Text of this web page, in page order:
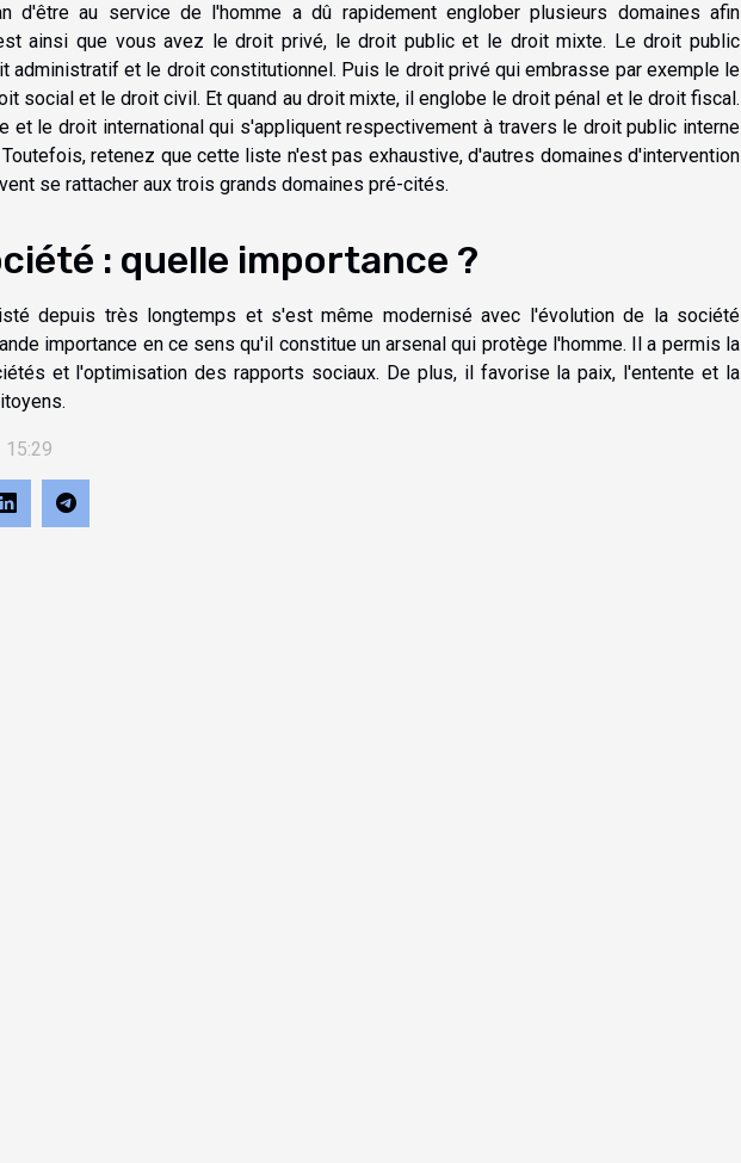
d'être au service de l'homme a dû rapidement englober plusieurs domaines afin
ainsi que vous avez le droit privé, le droit public et le droit mixte. Le droit public
administratif et le droit constitutionnel. Puis le droit privé qui embrasse par exemple le
social et le droit civil. Et quand au droit mixte, il englobe le droit pénal et le droit fiscal.
et le droit international qui s'appliquent respectivement à travers le droit public interne
retenez que cette liste n'est pas exhaustive, d'autres domaines d'intervention
se rattacher aux trois grands domaines pré-cités.
: quelle importance ?
depuis très longtemps et s'est même modernisé avec l'évolution de la société
importance en ce sens qu'il constitue un arsenal qui protège l'homme. Il a permis la
et l'optimisation des rapports sociaux. De plus, il favorise la paix, l'entente et la
15:29